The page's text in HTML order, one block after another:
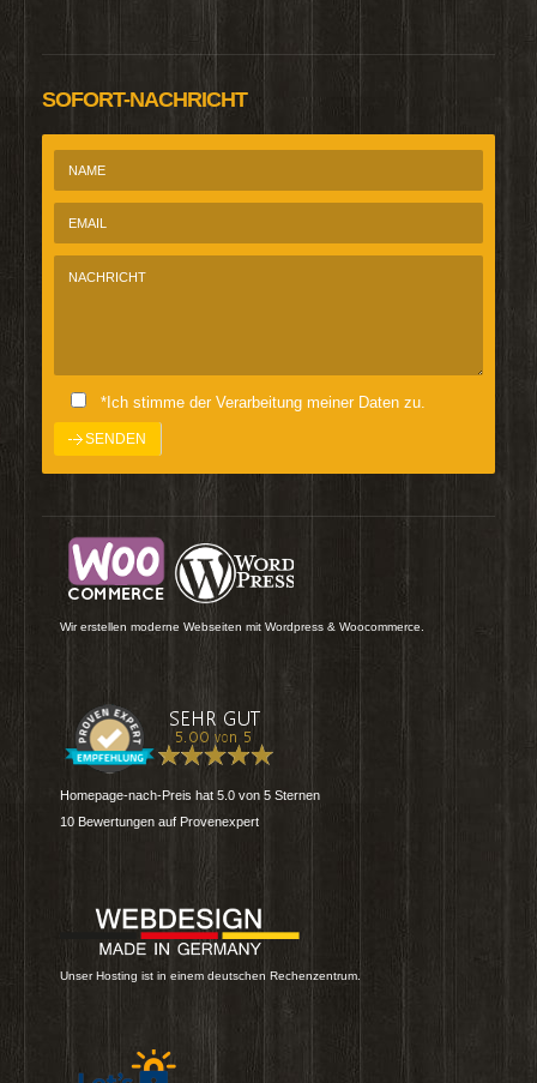
SOFORT-NACHRICHT
*Ich stimme der Verarbeitung meiner Daten zu.
Wir erstellen moderne Webseiten mit Wordpress & Woocommerce.
Homepage-nach-Preis hat 5.0 von 5 Sternen
10 Bewertungen auf Provenexpert
Unser Hosting ist in einem deutschen Rechenzentrum.